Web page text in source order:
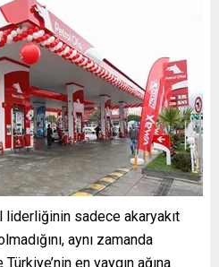
sadece akaryakıt
aynı zamanda
en yaygın ağına